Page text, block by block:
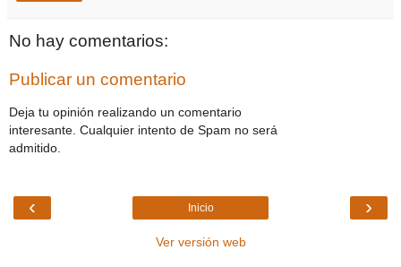
No hay comentarios:
Publicar un comentario
Deja tu opinión realizando un comentario
interesante. Cualquier intento de Spam no será
admitido.
‹ ›
Inicio
Ver versión web